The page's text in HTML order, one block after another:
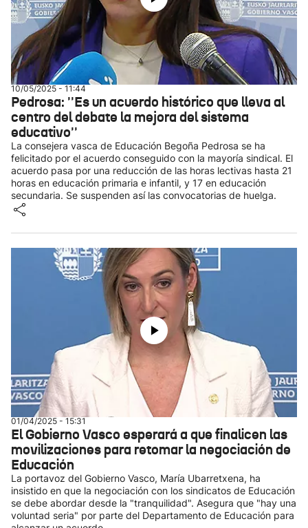
10/05/2025 - 11:44
Pedrosa: ''Es un acuerdo histórico que lleva al
centro del debate la mejora del sistema
educativo''
La consejera vasca de Educación Begoña Pedrosa se ha
felicitado por el acuerdo conseguido con la mayoría sindical. El
acuerdo pasa por una reducción de las horas lectivas hasta 21
horas en educación primaria e infantil, y 17 en educación
secundaria. Se suspenden así las convocatorias de huelga.
01/04/2025 - 15:31
El Gobierno Vasco esperará a que finalicen las
movilizaciones para retomar la negociación de
Educación
La portavoz del Gobierno Vasco, María Ubarretxena, ha
insistido en que la negociación con los sindicatos de Educación
se debe abordar desde la "tranquilidad". Asegura que "hay una
voluntad seria" por parte del Departamento de Educación para